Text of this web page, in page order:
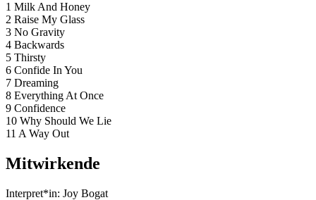
1 Milk And Honey
2 Raise My Glass
3 No Gravity
4 Backwards
5 Thirsty
6 Confide In You
7 Dreaming
8 Everything At Once
9 Confidence
10 Why Should We Lie
11 A Way Out
Mitwirkende
Interpret*in: Joy Bogat